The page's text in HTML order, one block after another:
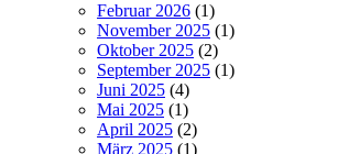
Februar 2026 (1)
November 2025 (1)
Oktober 2025 (2)
September 2025 (1)
Juni 2025 (4)
Mai 2025 (1)
April 2025 (2)
März 2025 (1)